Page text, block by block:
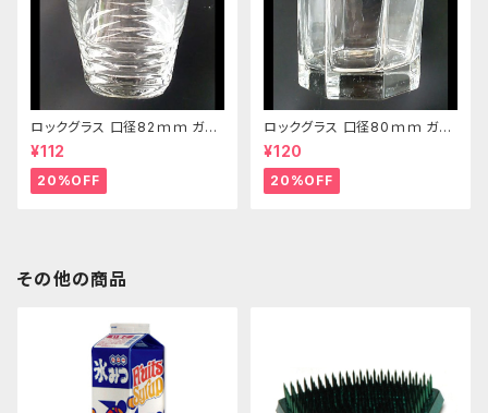
ロックグラス 口径82ｍｍ ガラ
ス製 250cc
¥112
20%OFF
ロックグラス 口径80ｍｍ ガラ
ス製 220cc
¥120
20%OFF
その他の商品